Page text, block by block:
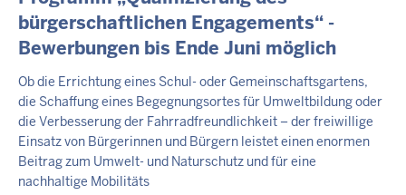
bürgerschaftlichen Engagements“ -
Bewerbungen bis Ende Juni möglich
Ob die Errichtung eines Schul- oder Gemeinschaftsgartens,
die Schaffung eines Begegnungsortes für Umweltbildung oder
die Verbesserung der Fahrradfreundlichkeit – der freiwillige
Einsatz von Bürgerinnen und Bürgern leistet einen enormen
Beitrag zum Umwelt- und Naturschutz und für eine
nachhaltige Mobilitäts